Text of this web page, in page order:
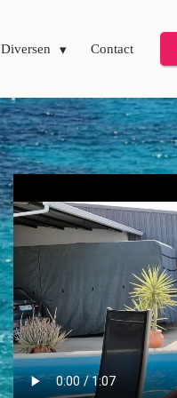
Diversen Contact